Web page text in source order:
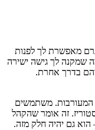
מאפשרת לך לפנות
שמקנה לך גישה ישירה
בדרך אחרת.
המעורבות. משתמשים
זה אומר שהקהל
גם יהיה חלק מזה.